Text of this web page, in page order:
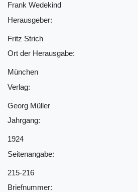
Frank Wedekind
Herausgeber:
Fritz Strich
Ort der Herausgabe:
München
Verlag:
Georg Müller
Jahrgang:
1924
Seitenangabe:
215-216
Briefnummer: